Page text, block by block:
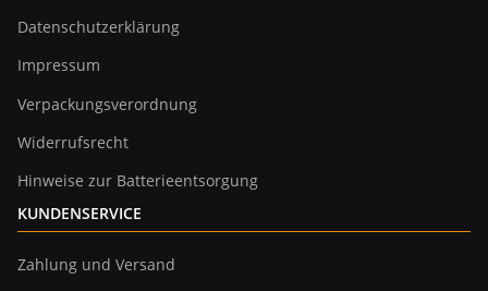
Datenschutzerklärung
Impressum
Verpackungsverordnung
Widerrufsrecht
Hinweise zur Batterieentsorgung
KUNDENSERVICE
Zahlung und Versand